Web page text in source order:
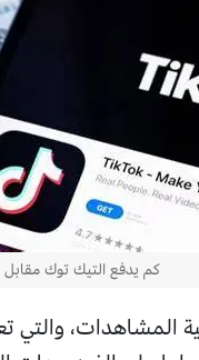
كم يدفع التيك توك مقابل 1000 مشاهدة
المشاهدات، والتي